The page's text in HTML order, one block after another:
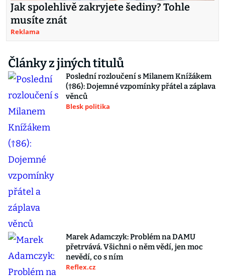
Jak spolehlivě zakryjete šediny? Tohle
musíte znát
Reklama
Články z jiných titulů
Poslední rozloučení s Milanem Knížákem
(†86): Dojemné vzpomínky přátel a záplava
věnců
Blesk politika
Marek Adamczyk: Problém na DAMU
přetrvává. Všichni o něm vědí, jen moc
nevědí, co s ním
Reflex.cz